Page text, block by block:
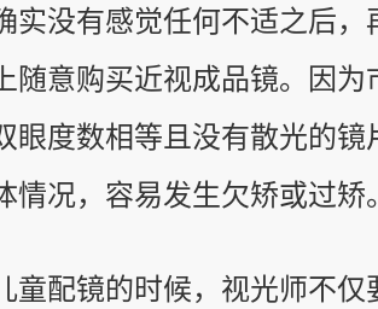
实没有感觉任何不适之后，
随意购买近视成品镜。因为
眼度数相等且没有散光的镜
情况，容易发生欠矫或过矫
配镜的时候，视光师不仅